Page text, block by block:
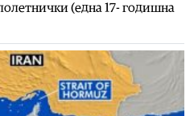
(една 17- годишна